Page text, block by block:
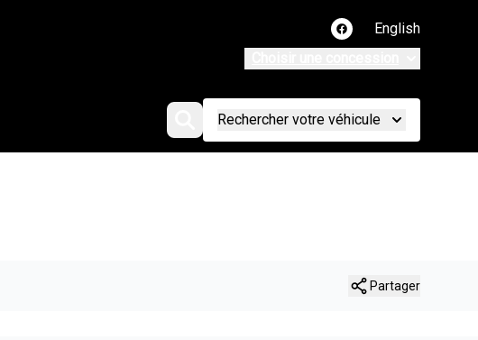
Lien vers notre page
English
Rechercher votre véhicule
Partager